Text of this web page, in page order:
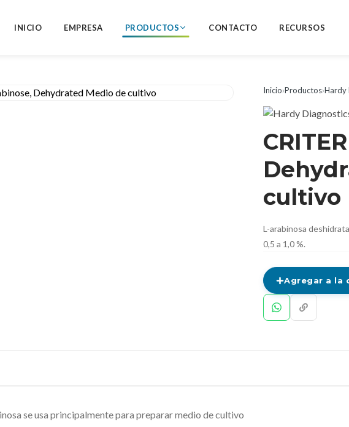
INICIO EMPRESA PRODUCTOS CONTACTO RECURSOS
Inicio›Productos›Hardy
cultivo
L-arabinosa
0,5 a 1,0 %.
Agregar a la
se usa principalmente para preparar medio de cultivo